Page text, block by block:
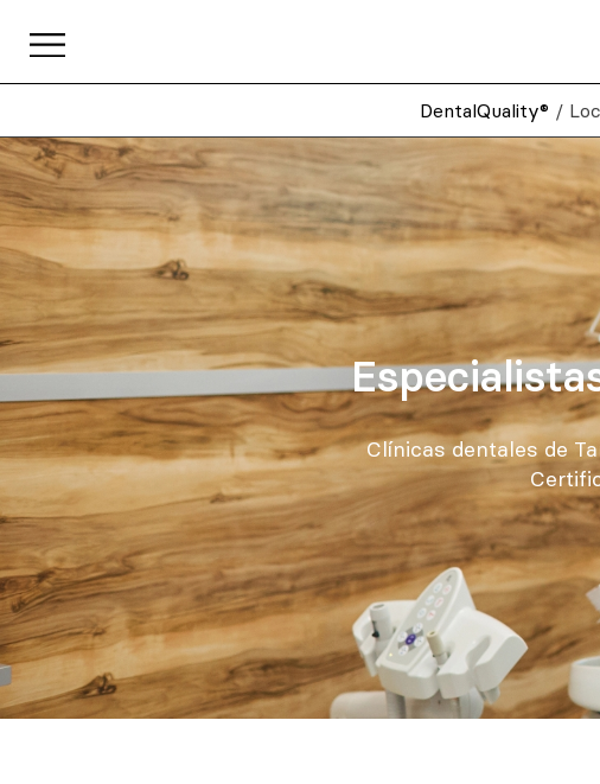
DentalQuality® /
Clínicas dentales de